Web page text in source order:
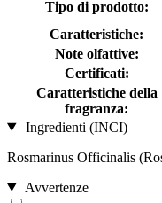
Tipo di prodotto:
Caratteristiche:
Note olfattive:
Certificati:
Caratteristiche della
fragranza:
Ingredienti (INCI)
Rosmarinus Officinalis
Avvertenze